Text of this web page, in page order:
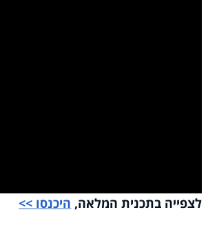
לצפייה בתכנית המלאה, היכנסו >>